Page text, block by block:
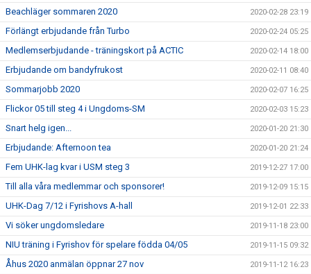
Beachläger sommaren 2020 2020-02-28 23:19
Förlängt erbjudande från Turbo 2020-02-24 05:25
Medlemserbjudande - träningskort på ACTIC 2020-02-14 18:00
Erbjudande om bandyfrukost 2020-02-11 08:40
Sommarjobb 2020 2020-02-07 16:25
Flickor 05 till steg 4 i Ungdoms-SM 2020-02-03 15:23
Snart helg igen... 2020-01-20 21:30
Erbjudande: Afternoon tea 2020-01-20 21:24
Fem UHK-lag kvar i USM steg 3 2019-12-27 17:00
Till alla våra medlemmar och sponsorer! 2019-12-09 15:15
UHK-Dag 7/12 i Fyrishovs A-hall 2019-12-01 22:33
Vi söker ungdomsledare 2019-11-18 23:00
NIU träning i Fyrishov för spelare födda 04/05 2019-11-15 09:32
Åhus 2020 anmälan öppnar 27 nov 2019-11-12 16:23